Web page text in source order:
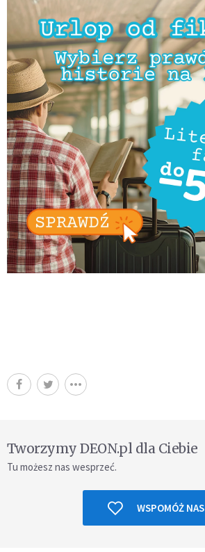
Tworzymy DEON.pl dla Ciebie
Tu możesz nas wesprzeć.
WSPOMÓŻ NAS